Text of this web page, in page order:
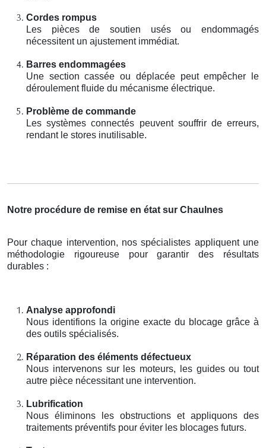
Cordes rompus
Les pièces de soutien usés ou endommagés
nécessitent un ajustement immédiat.
Barres endommagées
Une section cassée ou déplacée peut empêcher le
déroulement fluide du mécanisme électrique.
Problème de commande
Les systèmes connectés peuvent souffrir de erreurs,
rendant le stores inutilisable.
Notre procédure de remise en état sur Chaulnes
Pour chaque intervention, nos spécialistes appliquent une
méthodologie rigoureuse pour garantir des résultats
durables :
Analyse approfondi
Nous identifions la origine exacte du blocage grâce à
des outils spécialisés.
Réparation des éléments défectueux
Nous intervenons sur les moteurs, les guides ou tout
autre pièce nécessitant une intervention.
Lubrification
Nous éliminons les obstructions et appliquons des
traitements préventifs pour éviter les blocages futurs.